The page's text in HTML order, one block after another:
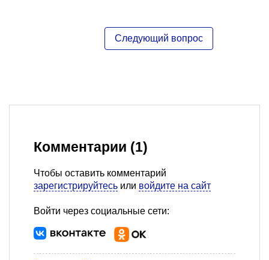
Комментарии (1)
Чтобы оставить комментарий
зарегистрируйтесь или войдите на сайт
Войти через социальные сети: